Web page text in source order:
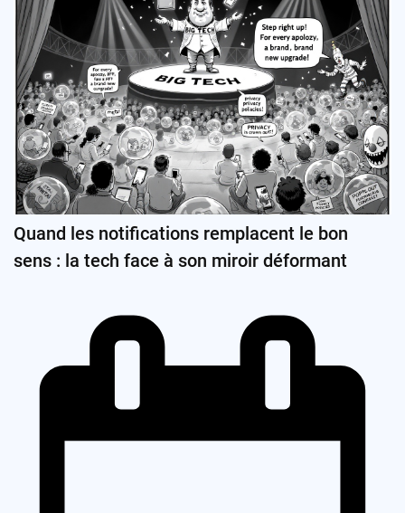
Quand les notifications remplacent le bon
sens : la tech face à son miroir déformant